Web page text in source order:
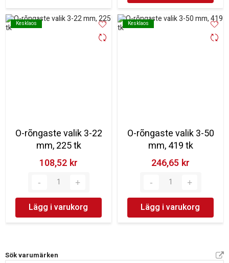
Kesklaos
Kesklaos
O-rõngaste valik 3-22
mm, 225 tk
108,52 kr‎
Lägg i varukorg
Kesklaos
Kesklaos
O-rõngaste valik 3-50
mm, 419 tk
246,65 kr‎
Lägg i varukorg
Sök varumärken